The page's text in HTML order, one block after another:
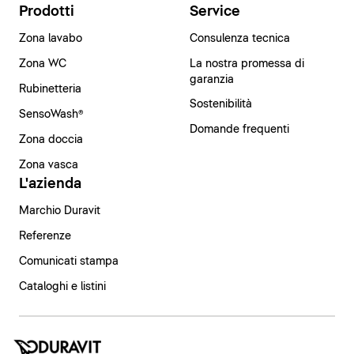
Prodotti
Zona lavabo
Zona WC
Rubinetteria
SensoWash®
Zona doccia
Zona vasca
Service
Consulenza tecnica
La nostra promessa di
garanzia
Sostenibilità
Domande frequenti
L'azienda
Marchio Duravit
Referenze
Comunicati stampa
Cataloghi e listini